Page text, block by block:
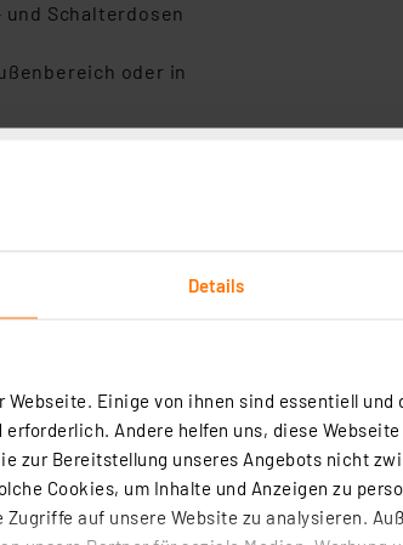
Details
Webseite. Einige von ihnen sind essentiell
Andere helfen uns, diese
zur Bereitstellung unseres Angebots nicht
Cookies, um Inhalte und Anzeigen zu
auf unsere Website zu analysieren.
Schalterdosen
oder in
2fach Unterputzmontage)
nach Anschluss von Tastern)